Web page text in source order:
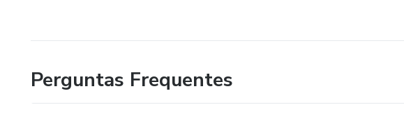
Perguntas Frequentes